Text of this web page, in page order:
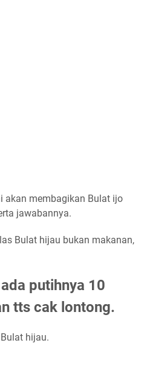
akan membagikan Bulat ijo
jawabannya.
Bulat hijau bukan makanan,
putihnya 10
tts cak lontong.
hijau.